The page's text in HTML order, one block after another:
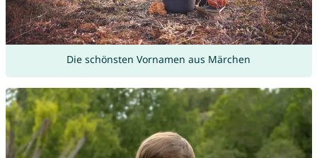
Die schönsten Vornamen aus Märchen